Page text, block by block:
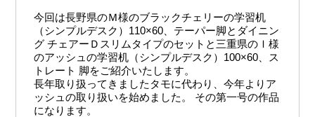
今回は長野県のＭ様のブラックチェリーの学習机
（シンプルデスク）110×60、テーパー脚とダイニン
グ チェアーＤスリムタイプのセットと三重県のＩ様
のアッシュの学習机（シンプルデスク）100×60、ス
トレート 脚をご紹介いたします。
長年取り扱ってきましたタモに代わり、今年よりア
ッシュの取り扱いを始めました。 その第一号の作品
になります。